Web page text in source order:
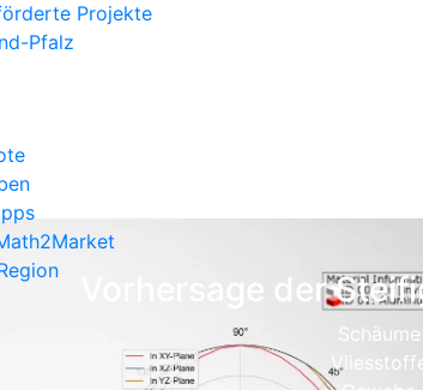
Projekte
Pfalz
Vorhersage der
Schäume